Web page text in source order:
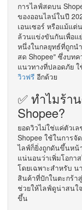
การไลฟ์สดบน
ของออนไลน์ในปี
เอนเซอร์ หรือแม้แต่
ล้วนแข่งขันกันเพื่อแ
หนึ่งในกลยุทธ์ที่ถูกน
สด Shopee" ซึ่งบท
แนวทางที่ปลอดภัย ใ
วิวฟรี อีกด้วย
✅ ทำไมร้า
Shopee?
ยอดวิวไม่ใช่แค่ตัวเ
Shopee ใช้ในการ
ไลฟ์ก็ยิ่งถูกดันขึ้นหน้
แน่นอนว่าเพิ่มโอกา
โดยเฉพาะสำหรับ
สินค้าที่ปักในตะกร้า
ช่วยให้ไลฟ์ดูน่าสนใ
ขึ้น